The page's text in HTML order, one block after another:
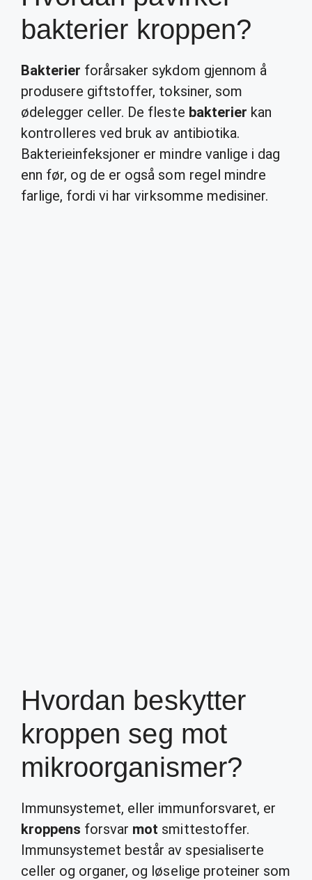
bakterier kroppen?
Bakterier forårsaker sykdom gjennom å
produsere giftstoffer, toksiner, som
ødelegger celler. De fleste bakterier kan
kontrolleres ved bruk av antibiotika.
Bakterieinfeksjoner er mindre vanlige i dag
enn før, og de er også som regel mindre
farlige, fordi vi har virksomme medisiner.
Hvordan beskytter
kroppen seg mot
mikroorganismer?
Immunsystemet, eller immunforsvaret, er
kroppens forsvar mot smittestoffer.
Immunsystemet består av spesialiserte
celler og organer, og løselige proteiner som